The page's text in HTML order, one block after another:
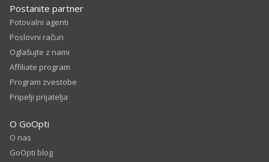
Postanite partner
Potovalni agenti
Poslovni račun
Oglašujte z nami
Affiliate program
Program zvestobe
Pripelji prijatelja
O GoOpti
O nas
GoOpti blog